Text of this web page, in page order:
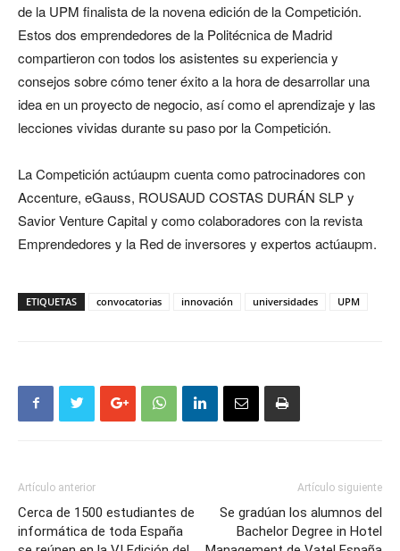
de la UPM finalista de la novena edición de la Competición.
Estos dos emprendedores de la Politécnica de Madrid
compartieron con todos los asistentes su experiencia y
consejos sobre cómo tener éxito a la hora de desarrollar una
idea en un proyecto de negocio, así como el aprendizaje y las
lecciones vividas durante su paso por la Competición.
La Competición actúaupm cuenta como patrocinadores con
Accenture, eGauss, ROUSAUD COSTAS DURÁN SLP y
Savior Venture Capital y como colaboradores con la revista
Emprendedores y la Red de inversores y expertos actúaupm.
ETIQUETAS convocatorias innovación universidades UPM
Artículo anterior
Cerca de 1500 estudiantes de
informática de toda España
Artículo siguiente
Se gradúan los alumnos del
Bachelor Degree in Hotel